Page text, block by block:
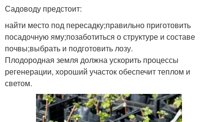
Садоводу предстоит:
найти место под пересадку;правильно приготовить
посадочную яму;позаботиться о структуре и составе
почвы;выбрать и подготовить лозу.
Плодородная земля должна ускорить процессы
регенерации, хороший участок обеспечит теплом и
светом.